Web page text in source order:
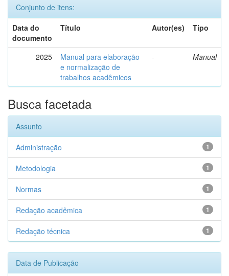
Conjunto de itens:
Data do
documento
Título Autor(es) Tipo
2025
Manual para elaboração
e normalização de
trabalhos acadêmicos
- Manual
Busca facetada
Assunto
1
Administração
1
Metodologia
1
Normas
1
Redação acadêmica
1
Redação técnica
Data de Publicação